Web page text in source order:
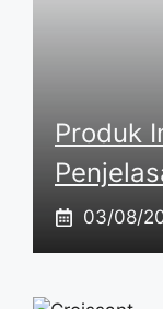
Produk
03/08/